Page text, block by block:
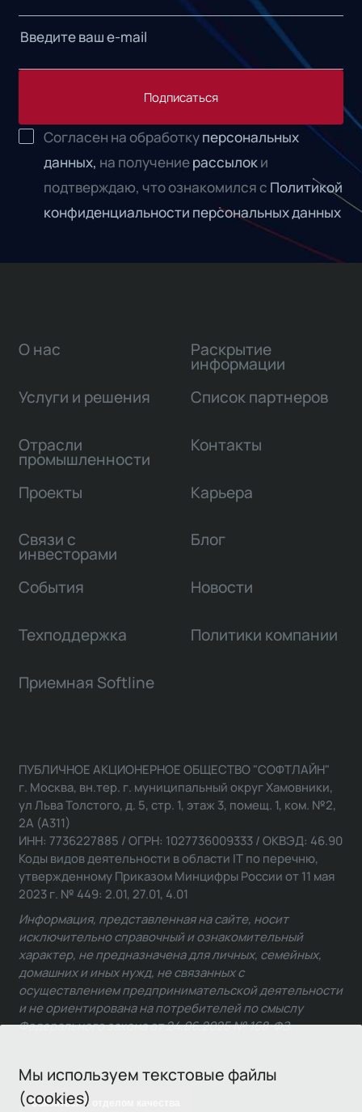
Подписаться
Согласен на обработкуперсональных
данных, на получениерассылоки
подтверждаю, что ознакомился с Политикой
конфиденциальности персональных данных
Мы используем текстовые файлы
(cookies)
О нас
Услуги и решения
Отрасли
промышленности
Проекты
Связи с
инвесторами
Раскрытие
информации
Список партнеров
Контакты
Карьера
Блог
События Новости
Техподдержка Политики компании
Приемная Softline
Связаться с отделом качества
ПУБЛИЧНОЕ АКЦИОНЕРНОЕ ОБЩЕСТВО "СОФТЛАЙН"
г. Москва, вн.тер. г. муниципальный округ Хамовники,
ул Льва Толстого, д. 5, стр. 1, этаж 3, помещ. 1, ком. №2,
2А (А311)
ИНН: 7736227885 / ОГРН: 1027736009333 / ОКВЭД: 46.90
Коды видов деятельности в области IT по перечню,
утвержденному Приказом Минцифры России от 11 мая
2023 г. № 449: 2.01, 27.01, 4.01
Информация, представленная на сайте, носит
исключительно справочный и ознакомительный
характер, не предназначена для личных, семейных,
домашних и иных нужд, не связанных с
осуществлением предпринимательской деятельности
и не ориентирована на потребителей по смыслу
Федерального закона от 24.06.2025 № 168-ФЗ.